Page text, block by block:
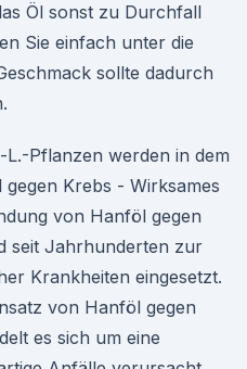
Öl sonst zu Durchfall
Sie einfach unter die
sollte dadurch
L.-Pflanzen werden in dem
Krebs - Wirksames
von Hanföl gegen
seit Jahrhunderten zur
Krankheiten eingesetzt.
von Hanföl gegen
es sich um eine